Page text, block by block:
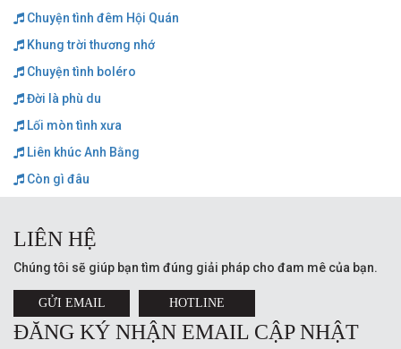
Chuyện tình đêm Hội Quán
Khung trời thương nhớ
Chuyện tình boléro
Đời là phù du
Lối mòn tình xưa
Liên khúc Anh Bằng
Còn gì đâu
LIÊN HỆ
Chúng tôi sẽ giúp bạn tìm đúng giải pháp cho đam mê của bạn.
GỬI EMAIL HOTLINE
ĐĂNG KÝ NHẬN EMAIL CẬP NHẬT